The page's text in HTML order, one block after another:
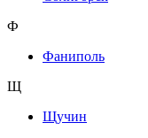
Ф
Фаниполь
Щ
Щучин